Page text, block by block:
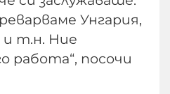
Унгария,
и т.н. Ние
работа“, посочи